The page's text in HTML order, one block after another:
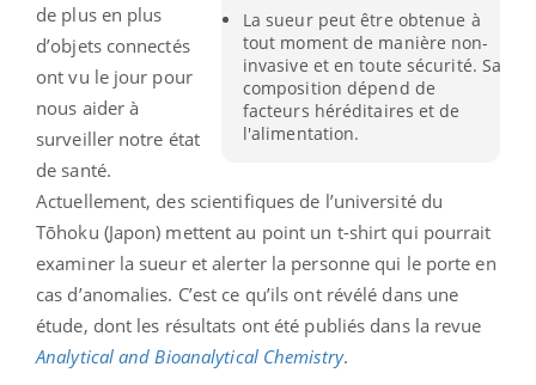
La sueur peut être obtenue à
tout moment de manière non-
invasive et en toute sécurité. Sa
composition dépend de
facteurs héréditaires et de
l'alimentation.
de plus en plus
d’objets connectés
ont vu le jour pour
nous aider à
surveiller notre état
de santé.
Actuellement, des scientifiques de l’université du
Tōhoku (Japon) mettent au point un t-shirt qui pourrait
examiner la sueur et alerter la personne qui le porte en
cas d’anomalies. C’est ce qu’ils ont révélé dans une
étude, dont les résultats ont été publiés dans la revue
Analytical and Bioanalytical Chemistry.